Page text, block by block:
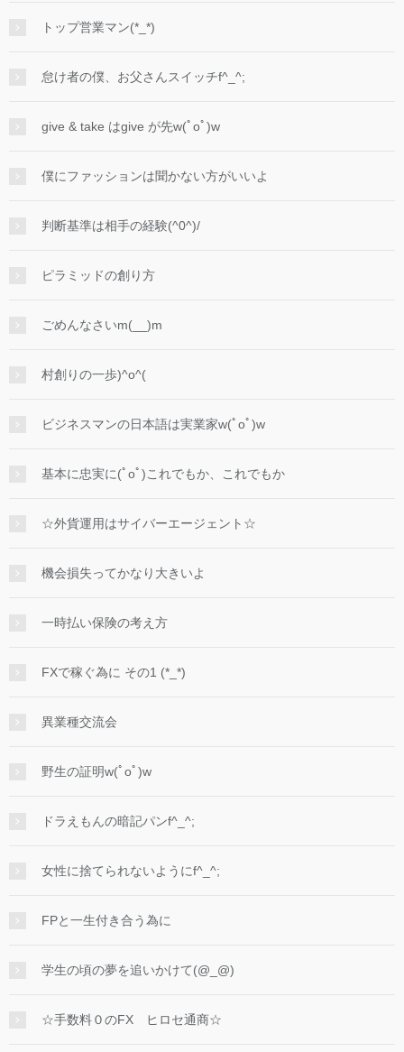
トップ営業マン(*_*)
怠け者の僕、お父さんスイッチf^_^;
give & take はgive が先w(ﾟoﾟ)w
僕にファッションは聞かない方がいいよ
判断基準は相手の経験(^0^)/
ピラミッドの創り方
ごめんなさいm(__)m
村創りの一歩)^o^(
ビジネスマンの日本語は実業家w(ﾟoﾟ)w
基本に忠実に(ﾟoﾟ)これでもか、これでもか
☆外貨運用はサイバーエージェント☆
機会損失ってかなり大きいよ
一時払い保険の考え方
FXで稼ぐ為に その1 (*_*)
異業種交流会
野生の証明w(ﾟoﾟ)w
ドラえもんの暗記パンf^_^;
女性に捨てられないようにf^_^;
FPと一生付き合う為に
学生の頃の夢を追いかけて(@_@)
☆手数料０のFX ヒロセ通商☆